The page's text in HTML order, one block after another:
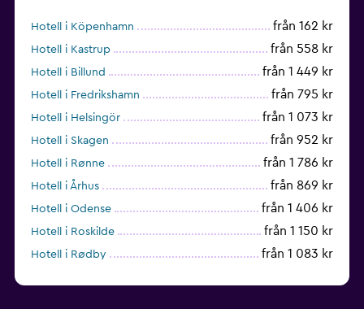
Hotell i Köpenhamn från 162 kr
Hotell i Kastrup från 558 kr
Hotell i Billund från 1 449 kr
Hotell i Fredrikshamn från 795 kr
Hotell i Helsingör från 1 073 kr
Hotell i Skagen från 952 kr
Hotell i Rønne från 1 786 kr
Hotell i Århus från 869 kr
Hotell i Odense från 1 406 kr
Hotell i Roskilde från 1 150 kr
Hotell i Rødby från 1 083 kr